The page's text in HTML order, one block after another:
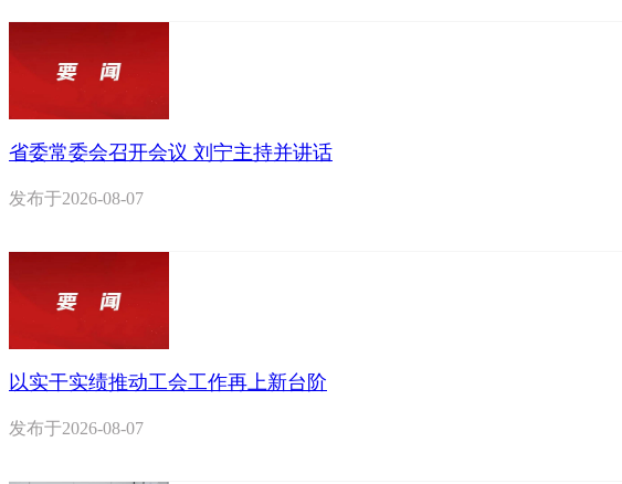
省委常委会召开会议 刘宁主持并讲话
发布于2026-08-07
以实干实绩推动工会工作再上新台阶
发布于2026-08-07